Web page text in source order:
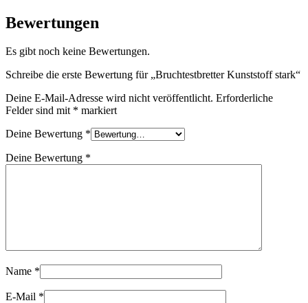
Bewertungen
Es gibt noch keine Bewertungen.
Schreibe die erste Bewertung für „Bruchtestbretter Kunststoff stark“
Deine E-Mail-Adresse wird nicht veröffentlicht. Erforderliche
Felder sind mit * markiert
Deine Bewertung *
Deine Bewertung *
Name *
E-Mail *